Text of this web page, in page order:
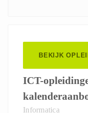
BEKIJK
ICT-
Informatica